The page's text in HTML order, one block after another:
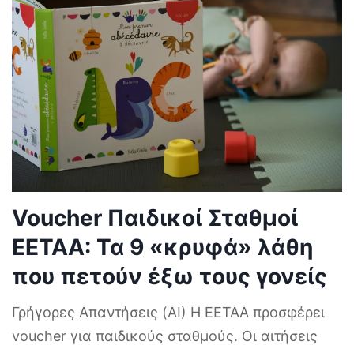
Voucher Παιδικοί Σταθμοί
ΕΕΤΑΑ: Τα 9 «κρυφά» λάθη
που πετούν έξω τους γονείς
Γρήγορες Απαντήσεις (AI) Η ΕΕΤΑΑ προσφέρει
voucher για παιδικούς σταθμούς. Οι αιτήσεις